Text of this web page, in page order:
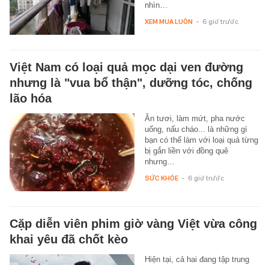
nhìn…
XEM MUA LUÔN - 6 giờ trước
Việt Nam có loại quả mọc dại ven đường
nhưng là "vua bổ thận", dưỡng tóc, chống
lão hóa
Ăn tươi, làm mứt, pha nước
uống, nấu cháo... là những gì
bạn có thể làm với loại quả từng
bị gắn liền với đồng quê
nhưng…
SỨC KHỎE - 6 giờ trước
Cặp diễn viên phim giờ vàng Việt vừa công
khai yêu đã chốt kèo
Hiện tại, cả hai đang tập trung